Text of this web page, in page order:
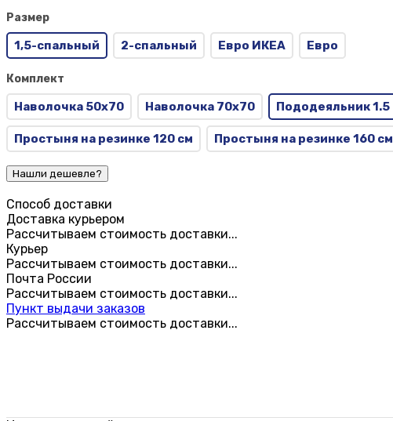
Размер
1,5-спальный 2-спальный Евро ИКЕА Евро
Комплект
Наволочка 50х70 Наволочка 70х70 Пододеяльник 1.5
Простыня на резинке 120 см Простыня на резинке 160 см
Способ доставки
Доставка курьером
Рассчитываем стоимость доставки...
Курьер
Рассчитываем стоимость доставки...
Почта России
Рассчитываем стоимость доставки...
Пункт выдачи заказов
Рассчитываем стоимость доставки...